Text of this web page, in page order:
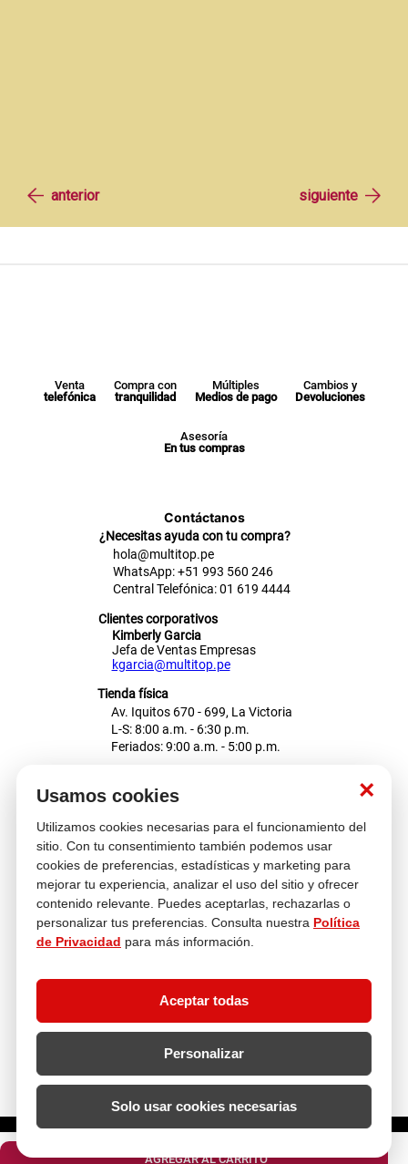
×
Usamos cookies
Utilizamos cookies necesarias para el funcionamiento del
sitio. Con tu consentimiento también podemos usar
cookies de preferencias, estadísticas y marketing para
mejorar tu experiencia, analizar el uso del sitio y ofrecer
contenido relevante. Puedes aceptarlas, rechazarlas o
personalizar tus preferencias. Consulta nuestra Política
de Privacidad para más información.
Aceptar todas
Personalizar
Solo usar cookies necesarias
AGREGAR AL CARRITO
Venta
telefónica
Compra con
tranquilidad
Múltiples
Medios de pago
Cambios y
Devoluciones
Asesoría
En tus compras
Contáctanos
¿Necesitas ayuda con tu compra?
hola@multitop.pe
WhatsApp: +51 993 560 246
Central Telefónica: 01 619 4444
Clientes corporativos
Kimberly Garcia
Jefa de Ventas Empresas
kgarcia@multitop.pe
Tienda física
Av. Iquitos 670 - 699, La Victoria
L-S: 8:00 a.m. - 6:30 p.m.
Feriados: 9:00 a.m. - 5:00 p.m.
Atención al cliente
Descubre más
Copyright 2024 - Todos los derechos reservados